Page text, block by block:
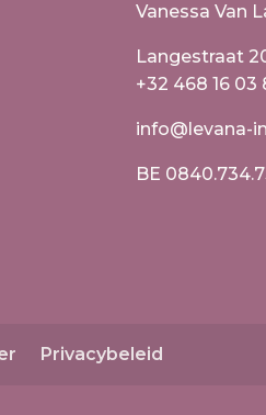
Vanessa Van
Langestraat
+32 468 16 03
info@levana-
BE
Privacybeleid